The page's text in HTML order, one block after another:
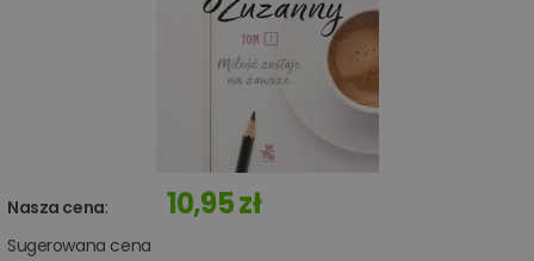
Nasza cena: 10,95 zł
Sugerowana cena